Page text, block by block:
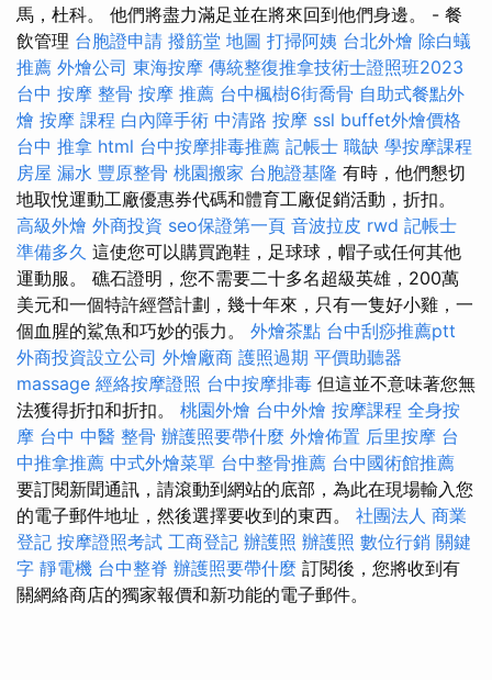
馬，杜科。 他們將盡力滿足並在將來回到他們身邊。 - 餐
飲管理 台胞證申請 撥筋堂 地圖 打掃阿姨 台北外燴 除白蟻
推薦 外燴公司 東海按摩 傳統整復推拿技術士證照班2023
台中 按摩 整骨 按摩 推薦 台中楓樹6街喬骨 自助式餐點外
燴 按摩 課程 白內障手術 中清路 按摩 ssl buffet外燴價格
台中 推拿 html 台中按摩排毒推薦 記帳士 職缺 學按摩課程
房屋 漏水 豐原整骨 桃園搬家 台胞證基隆 有時，他們懇切
地取悅運動工廠優惠券代碼和體育工廠促銷活動，折扣。
高級外燴 外商投資 seo保證第一頁 音波拉皮 rwd 記帳士
準備多久 這使您可以購買跑鞋，足球球，帽子或任何其他
運動服。 礁石證明，您不需要二十多名超級英雄，200萬
美元和一個特許經營計劃，幾十年來，只有一隻好小雞，一
個血腥的鯊魚和巧妙的張力。 外燴茶點 台中刮痧推薦ptt
外商投資設立公司 外燴廠商 護照過期 平價助聽器
massage 經絡按摩證照 台中按摩排毒 但這並不意味著您無
法獲得折扣和折扣。 桃園外燴 台中外燴 按摩課程 全身按
摩 台中 中醫 整骨 辦護照要帶什麼 外燴佈置 后里按摩 台
中推拿推薦 中式外燴菜單 台中整骨推薦 台中國術館推薦
要訂閱新聞通訊，請滾動到網站的底部，為此在現場輸入您
的電子郵件地址，然後選擇要收到的東西。 社團法人 商業
登記 按摩證照考試 工商登記 辦護照 辦護照 數位行銷 關鍵
字 靜電機 台中整脊 辦護照要帶什麼 訂閱後，您將收到有
關網絡商店的獨家報價和新功能的電子郵件。